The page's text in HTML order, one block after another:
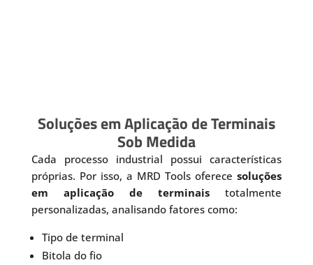
Soluções em Aplicação de Terminais
Sob Medida
Cada processo industrial possui características
próprias. Por isso, a MRD Tools oferecesoluções
em aplicação de terminais totalmente
personalizadas, analisando fatores como:
Tipo de terminal
Bitola do fio